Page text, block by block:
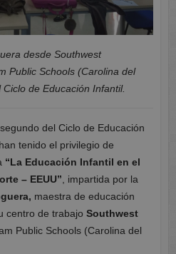
desde Southwest
Public Schools (Carolina del
de Educación Infantil.
del Ciclo de Educación
tenido el privilegio de
“La Educación Infantil en el
– EEUU” , impartida por la
maestra de educación
centro de trabajo Southwest
Public Schools (Carolina del